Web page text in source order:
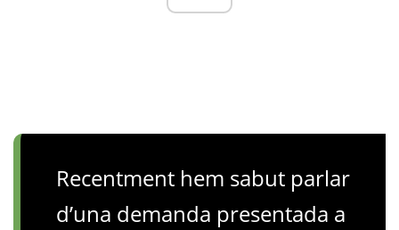
Recentment hem sabut parlar
d’una demanda presentada a